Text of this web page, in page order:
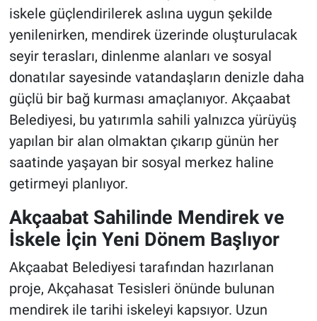
iskele güçlendirilerek aslına uygun şekilde
yenilenirken, mendirek üzerinde oluşturulacak
seyir terasları, dinlenme alanları ve sosyal
donatılar sayesinde vatandaşların denizle daha
güçlü bir bağ kurması amaçlanıyor. Akçaabat
Belediyesi, bu yatırımla sahili yalnızca yürüyüş
yapılan bir alan olmaktan çıkarıp günün her
saatinde yaşayan bir sosyal merkez haline
getirmeyi planlıyor.
Akçaabat Sahilinde Mendirek ve
İskele İçin Yeni Dönem Başlıyor
Akçaabat Belediyesi tarafından hazırlanan
proje, Akçahasat Tesisleri önünde bulunan
mendirek ile tarihi iskeleyi kapsıyor. Uzun